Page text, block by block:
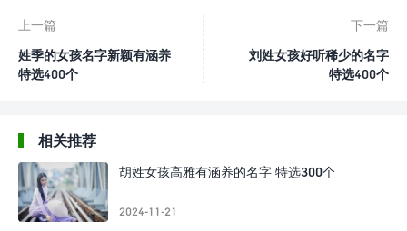
上一篇
姓季的女孩名字新颖有涵养
特选400个
下一篇
刘姓女孩好听稀少的名字
特选400个
相关推荐
胡姓女孩高雅有涵养的名字 特选300个
2024-11-21